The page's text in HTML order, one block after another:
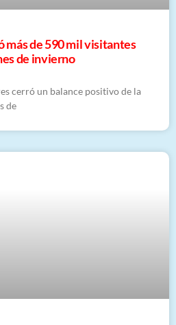
más de 590 mil visitantes
de invierno
cerró un balance positivo de la
de